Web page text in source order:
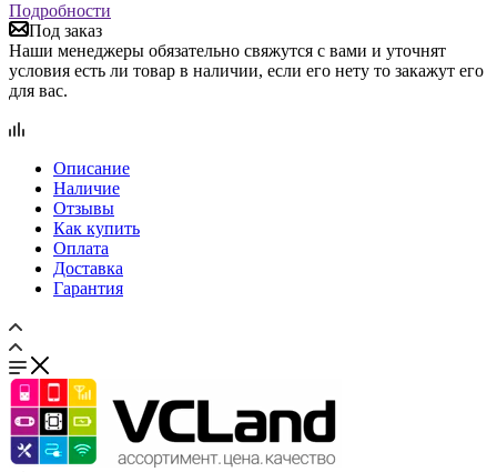
Подробности
Под заказ
Наши менеджеры обязательно свяжутся с вами и уточнят
условия есть ли товар в наличии, если его нету то закажут его
для вас.
Описание
Наличие
Отзывы
Как купить
Оплата
Доставка
Гарантия